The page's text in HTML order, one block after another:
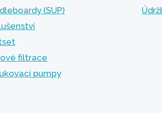
(SUP)
filtrace
pumpy